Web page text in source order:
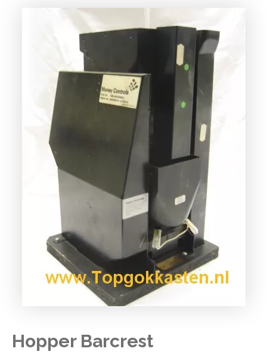
Hopper Barcrest